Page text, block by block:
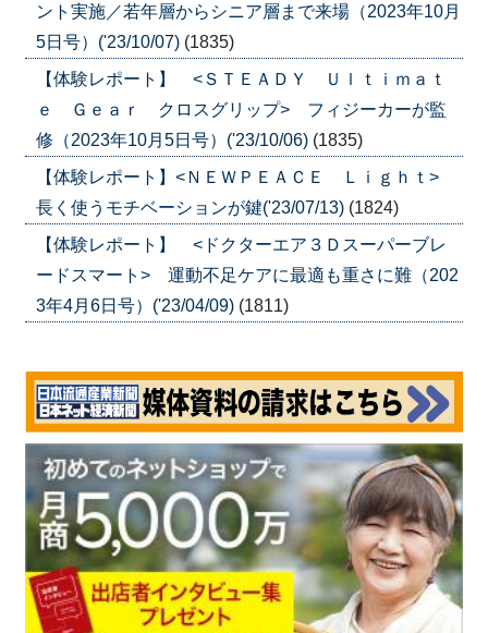
ント実施／若年層からシニア層まで来場（2023年10月
5日号）('23/10/07) (1835)
【体験レポート】 <ＳＴＥＡＤＹ Ｕｌｔｉｍａｔ
ｅ Ｇｅａｒ クロスグリップ> フィジーカーが監
修（2023年10月5日号）('23/10/06) (1835)
【体験レポート】<ＮＥＷＰＥＡＣＥ Ｌｉｇｈｔ>
長く使うモチベーションが鍵('23/07/13) (1824)
【体験レポート】 <ドクターエア３Ｄスーパーブレ
ードスマート> 運動不足ケアに最適も重さに難（202
3年4月6日号）('23/04/09) (1811)